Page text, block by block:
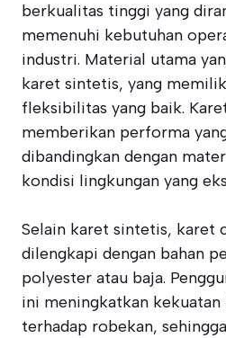
berkualitas tinggi yang
memenuhi kebutuhan
industri. Material utama
karet sintetis, yang
fleksibilitas yang baik.
memberikan performa
dibandingkan dengan
kondisi lingkungan yang
Selain karet sintetis, karet
dilengkapi dengan bahan
polyester atau baja.
ini meningkatkan
terhadap robekan,